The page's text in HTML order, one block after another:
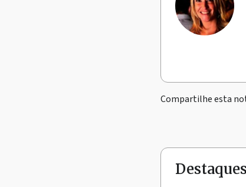
Compartilhe esta
Destaques